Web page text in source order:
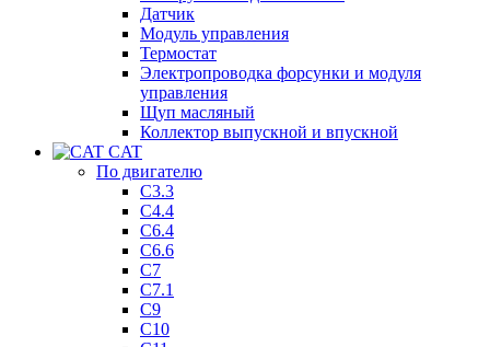
Датчик
Модуль управления
Термостат
Электропроводка форсунки и модуля
управления
Щуп масляный
Коллектор выпускной и впускной
CAT
По двигателю
C3.3
C4.4
C6.4
C6.6
C7
C7.1
C9
C10